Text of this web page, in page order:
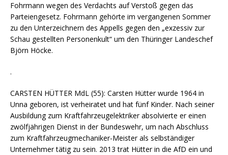
Fohrmann wegen des Verdachts auf Verstoß gegen das
Parteiengesetz. Fohrmann gehörte im vergangenen Sommer
zu den Unterzeichnern des Appells gegen den „exzessiv zur
Schau gestellten Personenkult“ um den Thüringer Landeschef
Björn Höcke.
.
CARSTEN HÜTTER MdL (55): Carsten Hütter wurde 1964 in
Unna geboren, ist verheiratet und hat fünf Kinder. Nach seiner
Ausbildung zum Kraftfahrzeugelektriker absolvierte er einen
zwölfjährigen Dienst in der Bundeswehr, um nach Abschluss
zum Kraftfahrzeugmechaniker-Meister als selbständiger
Unternehmer tätig zu sein. 2013 trat Hütter in die AfD ein und